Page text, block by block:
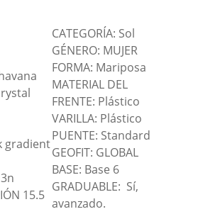
gradient
15.5
CATEGORÍA: Sol
GÉNERO: MUJER
FORMA: Mariposa
MATERIAL DEL
FRENTE: Plástico
VARILLA: Plástico
PUENTE: Standard
GEOFIT: GLOBAL
BASE: Base 6
GRADUABLE: Sí,
avanzado.